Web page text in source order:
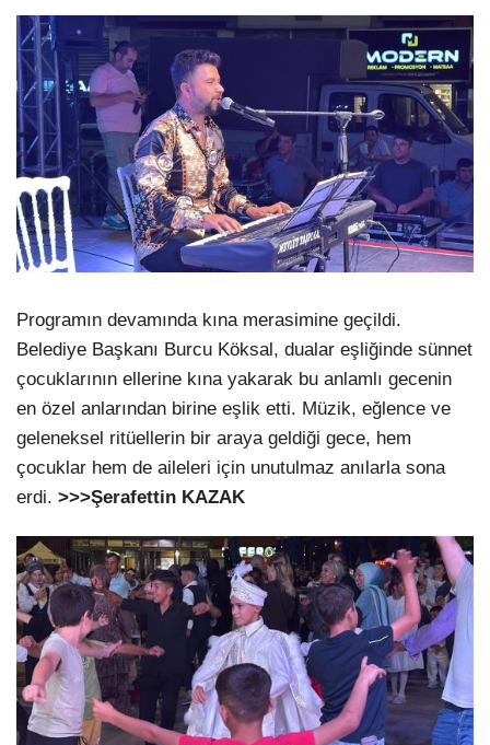
Programın devamında kına merasimine geçildi.
Belediye Başkanı Burcu Köksal, dualar eşliğinde sünnet
çocuklarının ellerine kına yakarak bu anlamlı gecenin
en özel anlarından birine eşlik etti. Müzik, eğlence ve
geleneksel ritüellerin bir araya geldiği gece, hem
çocuklar hem de aileleri için unutulmaz anılarla sona
erdi. >>>Şerafettin KAZAK